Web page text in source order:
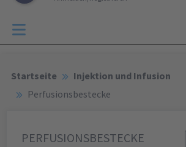
Startseite
Injektion und Infusion
Perfusionsbestecke
PERFUSIONSBESTECKE